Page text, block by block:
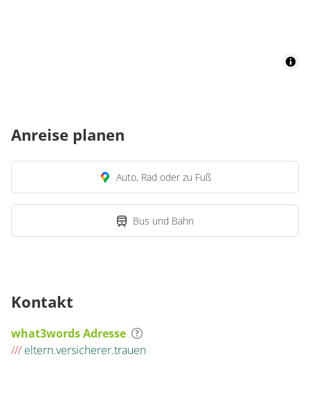
Anreise planen
Auto, Rad oder zu Fuß
Bus und Bahn
Kontakt
what3words Adresse
/// eltern.versicherer.trauen